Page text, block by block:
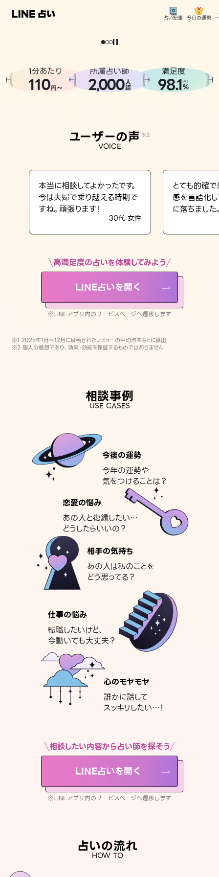
占い記事 今日の運勢
相談事例
LINE占いを開く
※LINEアプリ内のサービスページへ遷移します
どうせなら
。
1分あたり
110円〜
所属占い師
2,000人
超
満足度
98.1※1
%
ユーザーの声 ※2
VOICE
本当に相談してよかったです。
今は夫婦で乗り越える時期で
すね。頑張ります！
30代 女性
とても的確
感を言語化
に落ちました
高満足度の占いを体験してみよう
LINE占いを開く
※LINEアプリ内のサービスページへ遷移します
※1 2025年1月〜12月に投稿されたレビューの平均点をもとに算出
※2 個人の感想であり、効果・効能を保証するものではありません
相談事例
USE CASES
今後の運勢
今年の運勢や
気をつけることは？
恋愛の悩み
あの人と復縁したい…
どうしたらいいの？
相手の気持ち
あの人は私のことを
どう思ってる？
仕事の悩み
転職したいけど、
今動いても大丈夫？
心のモヤモヤ
誰かに話して
スッキリしたい…！
相談したい内容から占い師を探そう
LINE占いを開く
※LINEアプリ内のサービスページへ遷移します
占いの流れ
HOW TO